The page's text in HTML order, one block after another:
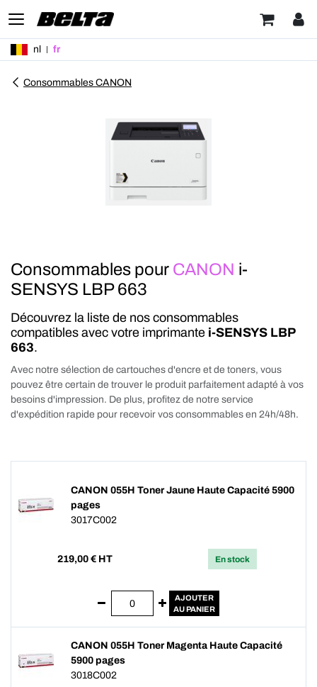
nl fr
Consommables CANON
Consommables pour CANON i-
SENSYS LBP 663
Découvrez la liste de nos consommables
compatibles avec votre imprimante i-SENSYS LBP
663.
Avec notre sélection de cartouches d'encre et de toners, vous
pouvez être certain de trouver le produit parfaitement adapté à vos
besoins d'impression. De plus, profitez de notre service
d'expédition rapide pour recevoir vos consommables en 24h/48h.
CANON 055H Toner Jaune Haute Capacité 5900
pages
3017C002
219,00 € HT En stock
AJOUTER
AU PANIER
CANON 055H Toner Magenta Haute Capacité
5900 pages
3018C002